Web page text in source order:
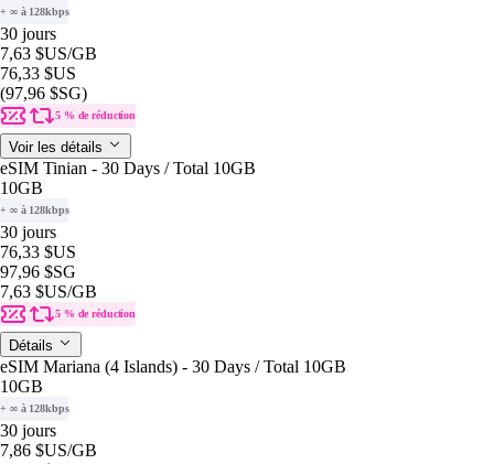
+ ∞ à 128kbps
30 jours
7,63 $US/GB
76,33 $US
(97,96 $SG)
5 % de réduction
Voir les détails
eSIM Tinian - 30 Days / Total 10GB
10GB
+ ∞ à 128kbps
30 jours
76,33 $US
97,96 $SG
7,63 $US/GB
5 % de réduction
Détails
eSIM Mariana (4 Islands) - 30 Days / Total 10GB
10GB
+ ∞ à 128kbps
30 jours
7,86 $US/GB